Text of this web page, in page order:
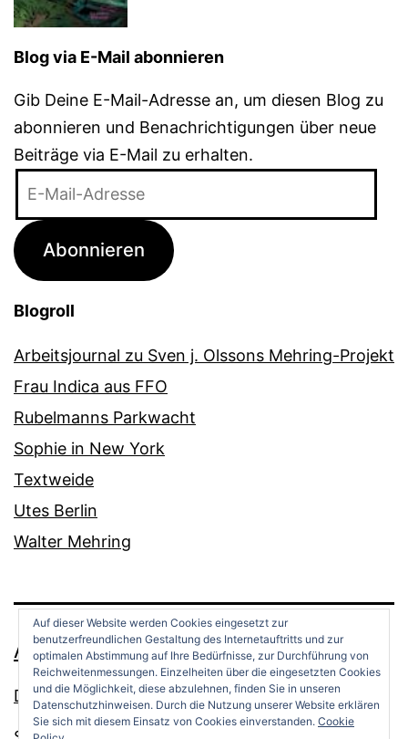
Blog via E-Mail abonnieren
Gib Deine E-Mail-Adresse an, um diesen Blog zu
abonnieren und Benachrichtigungen über neue
Beiträge via E-Mail zu erhalten.
Adresse
Abonnieren
Blogroll
Arbeitsjournal zu Sven j. Olssons Mehring-Projekt
Frau Indica aus FFO
Rubelmanns Parkwacht
Sophie in New York
Textweide
Utes Berlin
Walter Mehring
ANDREAS OPPERMANN
Datenschutz
Auf dieser Website werden Cookies eingesetzt zur
benutzerfreundlichen Gestaltung des Internetauftritts und zur
optimalen Abstimmung auf Ihre Bedürfnisse, zur Durchführung von
Reichweitenmessungen. Einzelheiten über die eingesetzten Cookies
und die Möglichkeit, diese abzulehnen, finden Sie in unseren
Datenschutzhinweisen. Durch die Nutzung unserer Website erklären
Sie sich mit diesem Einsatz von Cookies einverstanden. Cookie